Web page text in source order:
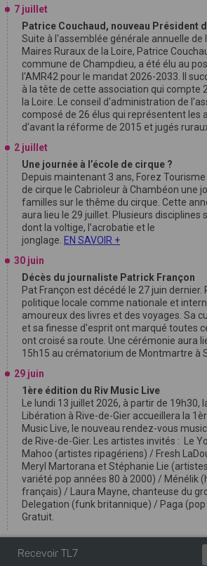
7 juillet
Patrice Couchaud, nouveau Président
Suite à l'assemblée générale annuelle de
Maires Ruraux de la Loire, Patrice
commune de Champdieu, a été élu au
l'AMR42 pour le mandat 2026-2033. Il
à la tête de cette association qui compte
la Loire. Le conseil d'administration de
composé de 26 élus qui représentent les
d'avant la réforme de 2015 et jugés
2 juillet
Une journée à l’école de cirque ?
Depuis maintenant 3 ans, Forez Tourisme
de cirque le Cabrioleur à Chambéon une
familles sur le thême du cirque. Cette
aura lieu le 29 juillet. Plusieurs disciplines
dont la voltige, l’acrobatie et le
jonglage. EN SAVOIR +
30 juin
Décès du journaliste Patrick Françon
Pat Françon est décédé le 27 juin dernier.
politique locale comme nationale et
amoureux des livres et des voyages. Sa
et sa finesse d'esprit ont marqué toutes
ont croisé sa route. Une cérémonie aura
15h15 au crématorium de Montmartre à
29 juin
1ère édition du Riv Music Live
Le lundi 13 juillet 2026, à partir de 19h30,
Libération à Rive-de-Gier accueillera la
Music Live, le nouveau rendez-vous
de Rive-de-Gier. Les artistes invités : Le
Mahoo (artistes ripagériens) / Fresh
Meryl Martorana et Stéphanie Lie
variété pop années 80 à 2000) / Ménélik
français) / Laura Mayne, chanteuse du
Delegation (funk britannique) / Paga (pop
Gratuit.
Recevoir TL7